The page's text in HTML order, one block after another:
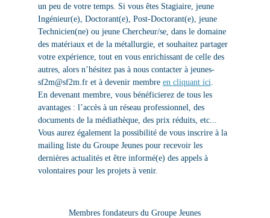
un peu de votre temps. Si vous êtes Stagiaire, jeune
Ingénieur(e), Doctorant(e), Post-Doctorant(e), jeune
Technicien(ne) ou jeune Chercheur/se, dans le domaine
des matériaux et de la métallurgie, et souhaitez partager
votre expérience, tout en vous enrichissant de celle des
autres, alors n’hésitez pas à nous contacter à jeunes-
sf2m@sf2m.fr et à devenir membre en cliquant ici
En devenant membre, vous bénéficierez de tous les
avantages : l’accès à un réseau professionnel, des
documents de la médiathèque, des prix réduits, etc...
Vous aurez également la possibilité de vous inscrire à la
mailing liste du Groupe Jeunes pour recevoir les
dernières actualités et être informé(e) des appels à
volontaires pour les projets à venir.
Membres fondateurs du Groupe Jeunes